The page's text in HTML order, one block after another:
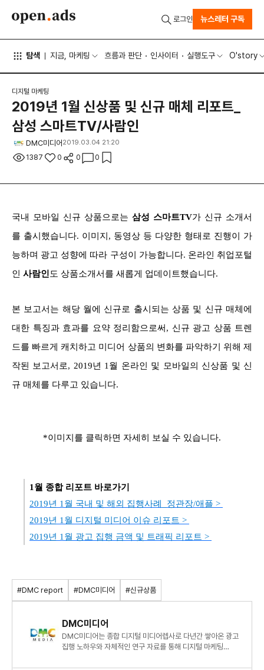
탐색 지금, 마케팅 흐름과 판단 인사이터 실행도구 O'story
로그인 뉴스레터 구독
디지털 마케팅
2019년 1월 신상품 및 신규 매체 리포트_
삼성 스마트TV/사람인
DMC미디어 2019.03.04 21:20
1387 0 0 0
국내 모바일 신규 상품으로는 삼성 스마트TV가 신규 소개서
를 출시했습니다. 이미지, 동영상 등 다양한 형태로 진행이 가
능하며 광고 성향에 따라 구성이 가능합니다. 온라인 취업포털
인 사람인 도 상품소개서를 새롭게 업데이트했습니다.
본 보고서는 해당 월에 신규로 출시되는 상품 및 신규 매체에
대한 특징과 효과를 요약 정리함으로써, 신규 광고 상품 트렌
드를 빠르게 캐치하고 미디어 상품의 변화를 파악하기 위해 제
작된 보고서로, 2019년 1월 온라인 및 모바일의 신상품 및 신
규 매체를 다루고 있습니다.
*이미지를 클릭하면 자세히 보실 수 있습니다.
1월 종합 리포트 바로가기
2019년 1월 국내 및 해외 집행사례_정관장/애플 >
2019년 1월 디지털 미디어 이슈 리포트 >
2019년 1월 광고 집행 금액 및 트래픽 리포트 >
#DMC report #DMC미디어 #신규상품
DMC미디어
DMC미디어는 종합 디지털 미디어렙사로 다년간 쌓아온 광고
집행 노하우와 자체적인 연구 자료를 통해 디지털 마케팅